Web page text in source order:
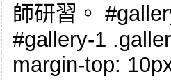
師研習。
#gallery-1
margin-top: